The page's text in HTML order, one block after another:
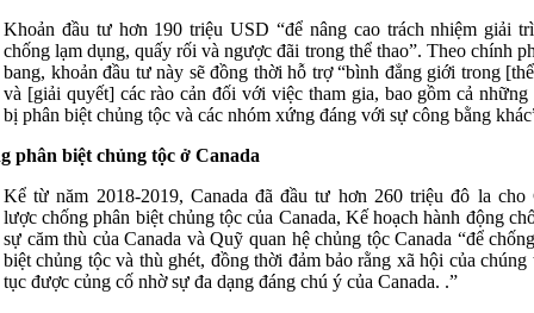
Khoản đầu tư hơn 190 triệu USD “để nâng cao trách nhiệm giải
chống lạm dụng, quấy rối và ngược đãi trong thể thao”. Theo chính
bang, khoản đầu tư này sẽ đồng thời hỗ trợ “bình đẳng giới trong
và [giải quyết] các rào cản đối với việc tham gia, bao gồm cả
bị phân biệt chủng tộc và các nhóm xứng đáng với sự công bằng
phân biệt chủng tộc ở Canada
Kể từ năm 2018-2019, Canada đã đầu tư hơn 260 triệu đô la cho
lược chống phân biệt chủng tộc của Canada, Kế hoạch hành động
sự căm thù của Canada và Quỹ quan hệ chủng tộc Canada “để
biệt chủng tộc và thù ghét, đồng thời đảm bảo rằng xã hội của chúng
tục được củng cố nhờ sự đa dạng đáng chú ý của Canada. .”